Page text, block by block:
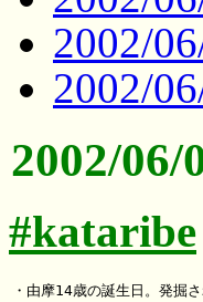
2002/
2002/
2002/06/
#kataribe
・由摩14歳の誕生日。発掘